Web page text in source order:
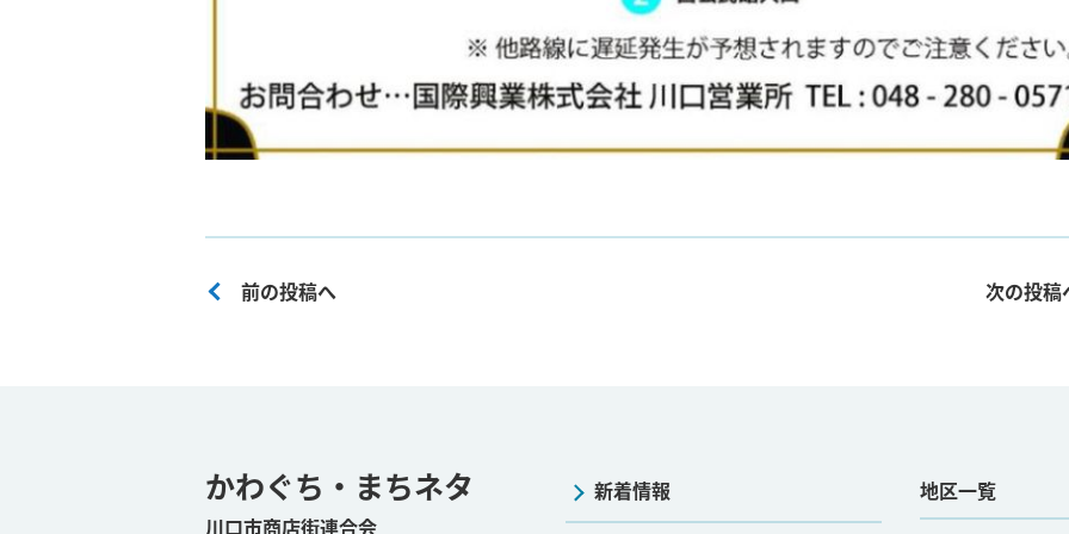
前の投稿へ 次の投稿
かわぐち・まちネタ
川口市商店街連合会
新着情報 地区一覧